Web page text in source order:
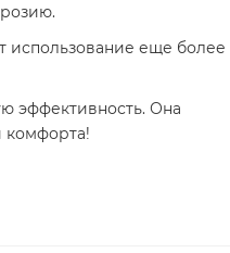
использование еще более
эффективность. Она
комфорта!